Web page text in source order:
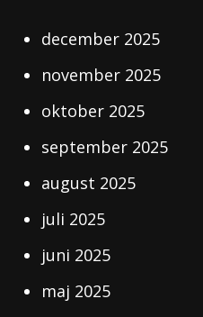
december 2025
november 2025
oktober 2025
september 2025
august 2025
juli 2025
juni 2025
maj 2025